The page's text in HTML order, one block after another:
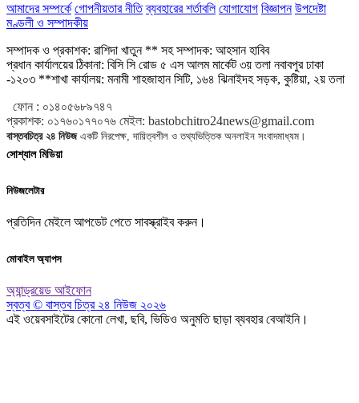
আমাদের সম্পর্কে গোপনীয়তার নীতি ব্যবহারের শর্তাবলি যোগাযোগ বিজ্ঞাপন উপদেষ্টা
মণ্ডলী ও সম্পাদকীয়
সম্পাদক ও প্রকাশক: রাশিদা খাতুন ** সহ সম্পাদক: আহসান হাবিব
প্রধান কার্যালয়ের ঠিকানা: বিসি সি রোড ৫ এস আলম মার্কেট ৩য় তলা নবাবপুর ঢাকা
-১২০৩ **শাখা কার্যালয়: মনামী শাহজাহান সিটি, ১৬৪ ঝিনাইদহ সড়ক, কুষ্টিয়া, ২য় তলা
ফোন : ০১৪০৫৬৮৯৭৪৭
প্রকাশক: ০১৭৬০১৭৭০৭৬ মেইল: bastobchitro24news@gmail.com
বাস্তবচিত্র ২৪ নিউজএকটি নিরপেক্ষ, দায়িত্বশীল ও তথ্যভিত্তিক অনলাইন সংবাদমাধ্যম।
সোশ্যাল মিডিয়া
নিউজলেটার
প্রতিদিন মেইলে আপডেট পেতে সাবস্ক্রাইব করুন।
মোবাইল অ্যাপস
অ্যান্ড্রয়েড আইফোন
স্বত্ব © বাস্তব চিত্র ২৪ নিউজ ২০২৬
এই ওয়েবসাইটের কোনো লেখা, ছবি, ভিডিও অনুমতি ছাড়া ব্যবহার বেআইনি।